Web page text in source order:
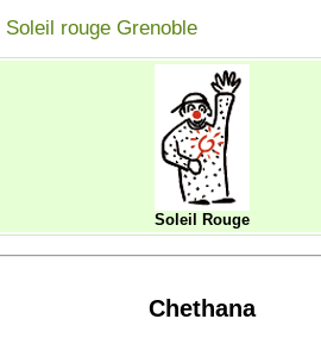
Soleil rouge Grenoble
Soleil Rouge
Chethana